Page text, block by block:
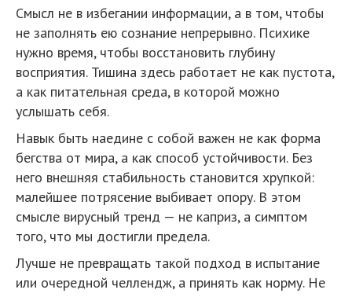
Смысл не в избегании информации, а в том, чтобы
не заполнять ею сознание непрерывно. Психике
нужно время, чтобы восстановить глубину
восприятия. Тишина здесь работает не как пустота,
а как питательная среда, в которой можно
услышать себя.
Навык быть наедине с собой важен не как форма
бегства от мира, а как способ устойчивости. Без
него внешняя стабильность становится хрупкой:
малейшее потрясение выбивает опору. В этом
смысле вирусный тренд — не каприз, а симптом
того, что мы достигли предела.
Лучше не превращать такой подход в испытание
или очередной челлендж, а принять как норму. Не